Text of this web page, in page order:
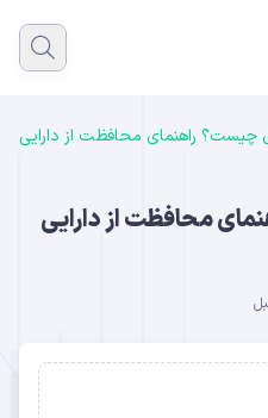
چیست؟ راهنمای محافظت از دارایی
محافظت از دارایی